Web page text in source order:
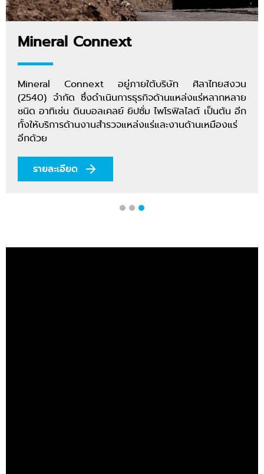
Mineral Connext
Mineral Connext อยู่ภายใต้ บริษัท ศิลาไทยสงวน
(2540) จำกัด ซึ่งดำเนินการธุรกิจด้านแหล่งแร่หลากหลาย
ชนิด อาทิเช่น ดินบอลเคลย์ ยิปซั่ม ไพโรฟิลไลต์ เป็นต้น อีก
ทั้งให้บริการด้านงานสำรวจแหล่งแร่และงานด้านเหมืองแร่
อีกด้วย
รายละเอียด